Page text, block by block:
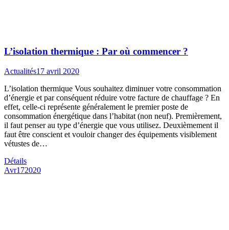
L’isolation thermique : Par où commencer ?
Actualités17 avril 2020
L’isolation thermique Vous souhaitez diminuer votre consommation
d’énergie et par conséquent réduire votre facture de chauffage ? En
effet, celle-ci représente généralement le premier poste de
consommation énergétique dans l’habitat (non neuf). Premièrement,
il faut penser au type d’énergie que vous utilisez. Deuxièmement il
faut être conscient et vouloir changer des équipements visiblement
vétustes de…
Détails
Avr172020